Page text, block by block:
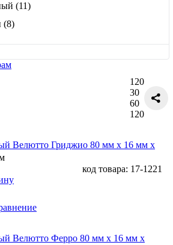
(11)
(8)
120
30
60
120
Велютто Гриджио 80 мм х 16 мм х
код товара: 17-1221
Велютто Ферро 80 мм х 16 мм х